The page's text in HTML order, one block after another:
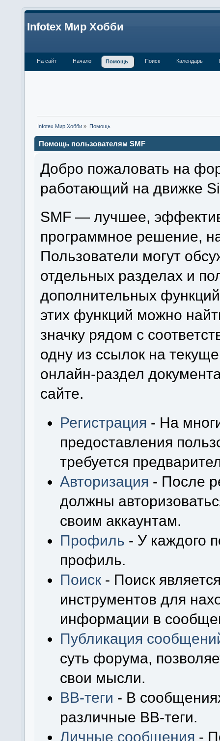
Infotex Мир Хобби
На сайт Начало Помощь Поиск Календарь
Infotex Мир Хобби » Помощь
Помощь пользователям SMF
Добро пожаловать на
работающий на движке
SMF — лучшее,
программное решение,
Пользователи могут
отдельных разделах и
дополнительных
этих функций можно
значку рядом с
одну из ссылок на
онлайн-раздел
сайте.
Регистрация - На
предоставления
требуется
Авторизация - После
должны
своим аккаунтам.
Профиль - У каждого
профиль.
Поиск - Поиск
инструментов для
информации в
Публикация
суть форума,
свои мысли.
BB-теги - В
различные BB-теги.
Личные сообщения -